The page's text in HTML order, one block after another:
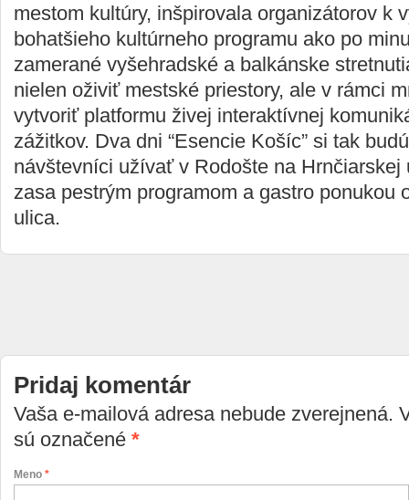
mestom kultúry, inšpirovala organizátorov k
bohatšieho kultúrneho programu ako po
zamerané vyšehradské a balkánske
nielen oživiť mestské priestory, ale v rámci
vytvoriť platformu živej interaktívnej
zážitkov. Dva dni “Esencie Košíc” si tak
návštevníci užívať v Rodošte na Hrnčiarskej
zasa pestrým programom a gastro ponukou
ulica.
Pridaj komentár
Vaša e-mailová adresa nebude zverejnená.
sú označené *
Meno *